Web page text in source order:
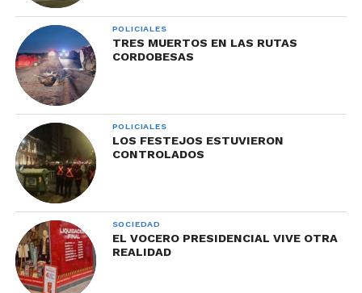
POLICIALES
TRES MUERTOS EN LAS RUTAS
CORDOBESAS
POLICIALES
LOS FESTEJOS ESTUVIERON
CONTROLADOS
SOCIEDAD
EL VOCERO PRESIDENCIAL VIVE OTRA
REALIDAD